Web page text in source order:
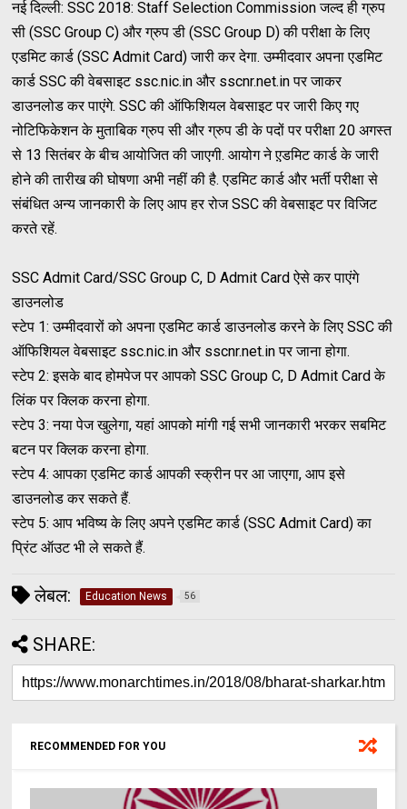
नई दिल्ली: SSC 2018: Staff Selection Commission जल्द ही ग्रुप
सी (SSC Group C) और ग्रुप डी (SSC Group D) की परीक्षा के लिए
एडमिट कार्ड (SSC Admit Card) जारी कर देगा. उम्मीदवार अपना एडमिट
कार्ड SSC की वेबसाइट ssc.nic.in और sscnr.net.in पर जाकर
डाउनलोड कर पाएंगे. SSC की ऑफिशियल वेबसाइट पर जारी किए गए
नोटिफिकेशन के मुताबिक ग्रुप सी और ग्रुप डी के पदों पर परीक्षा 20 अगस्त
से 13 सितंबर के बीच आयोजित की जाएगी. आयोग ने ए़डमिट कार्ड के जारी
होने की तारीख की घोषणा अभी नहीं की है. एडमिट कार्ड और भर्ती परीक्षा से
संबंधित अन्य जानकारी के लिए आप हर रोज SSC की वेबसाइट पर विजिट
करते रहें.
SSC Admit Card/SSC Group C, D Admit Card ऐसे कर पाएंगे
डाउनलोड
स्टेप 1: उम्मीदवारों को अपना एडमिट कार्ड डाउनलोड करने के लिए SSC की
ऑफिशियल वेबसाइट ssc.nic.in और sscnr.net.in पर जाना होगा.
स्टेप 2: इसके बाद होमपेज पर आपको SSC Group C, D Admit Card के
लिंक पर क्लिक करना होगा.
स्टेप 3: नया पेज खुलेगा, यहां आपको मांगी गई सभी जानकारी भरकर सबमिट
बटन पर क्लिक करना होगा.
स्टेप 4: आपका एडमिट कार्ड आपकी स्क्रीन पर आ जाएगा, आप इसे
डाउनलोड कर सकते हैं.
स्टेप 5: आप भविष्य के लिए अपने एडमिट कार्ड (SSC Admit Card) का
प्रिंट ऑउट भी ले सकते हैं.
लेबल: Education News 56
SHARE:
RECOMMENDED FOR YOU